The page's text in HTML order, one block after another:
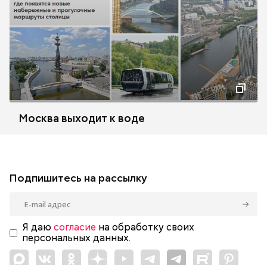
Москва выходит к воде
Подпишитесь на рассылку
Я даю согласие на обработку своих
персональных данных.